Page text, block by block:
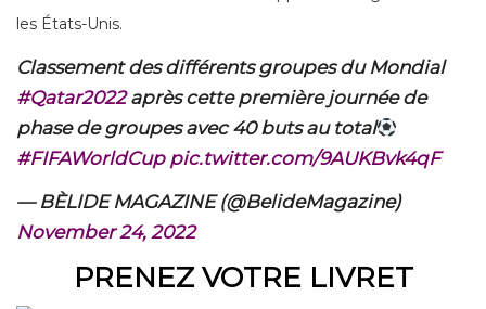
les États-Unis.
Classement des différents groupes du Mondial
#Qatar2022après cette première journée de
phase de groupes avec 40 buts au total
#FIFAWorldCup pic.twitter.com/9AUKBvk4qF
— BÈLIDE MAGAZINE (@BelideMagazine)
November 24, 2022
PRENEZ VOTRE LIVRET